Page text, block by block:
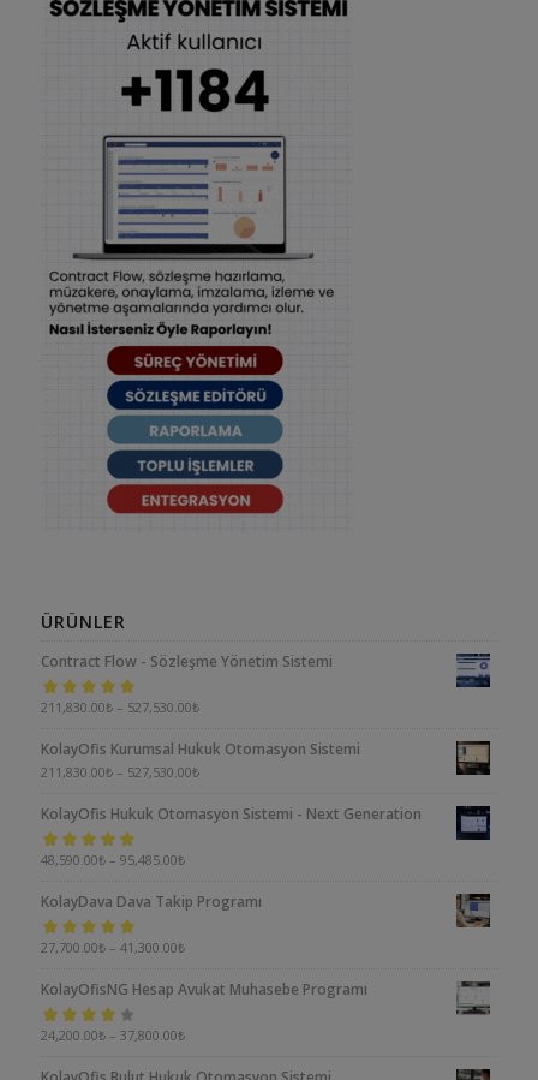
ÜRÜNLER
Contract Flow - Sözleşme Yönetim Sistemi
5 üzerinden
211,830.00₺ – 527,530.00₺
KolayOfis Kurumsal Hukuk Otomasyon Sistemi
211,830.00₺ – 527,530.00₺
KolayOfis Hukuk Otomasyon Sistemi - Next Generation
5 üzerinden
48,590.00₺ – 95,485.00₺
KolayDava Dava Takip Programı
5 üzerinden
27,700.00₺ – 41,300.00₺
KolayOfisNG Hesap Avukat Muhasebe Programı
5
24,200.00₺ – 37,800.00₺